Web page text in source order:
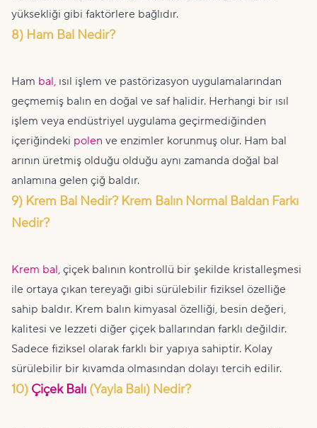
yüksekliği gibi faktörlere bağlıdır.
8) Ham Bal Nedir?
Ham bal, ısıl işlem ve pastörizasyon uygulamalarından
geçmemiş balın en doğal ve saf halidir. Herhangi bir ısıl
işlem veya endüstriyel uygulama geçirmediğinden
içeriğindeki polen ve enzimler korunmuş olur. Ham bal
arının üretmiş olduğu olduğu aynı zamanda doğal bal
anlamına gelen çiğ baldır.
9) Krem Bal Nedir? Krem Balın Normal Baldan Farkı
Nedir?
Krem bal, çiçek balının kontrollü bir şekilde kristalleşmesi
ile ortaya çıkan tereyağı gibi sürülebilir fiziksel özelliğe
sahip baldır. Krem balın kimyasal özelliği, besin değeri,
kalitesi ve lezzeti diğer çiçek ballarından farklı değildir.
Sadece fiziksel olarak farklı bir yapıya sahiptir. Kolay
sürülebilir bir kıvamda olmasından dolayı tercih edilir.
10) Çiçek Balı (Yayla Balı) Nedir?